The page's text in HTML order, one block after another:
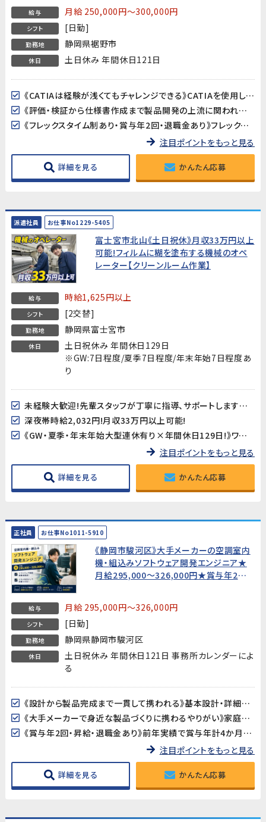
給与 月給 250,000円～300,000円
シフト [日勤]
勤務地 静岡県裾野市
休日 土日休み 年間休日121日
《CATIAは経験が浅くてもチャレンジできる》CATIAを使用した3Dモデルの確認や仕様書への画像貼り付けなど、高度な設計作業ではありません。基本操作は入社後に丁寧に教えてもらえるので、経験が浅い方でも安心です。
《評価・検証から仕様書作成まで製品開発の上流に関われる》ワイパー・パワーウィンドウ・サンルーフなど身近な自動車部品の評価・検証がメイン業務。品質保証や開発エンジニア、PLへのキャリアアップも目指せるポジションです。
《フレックスタイム制あり・賞与年2回・退職金あり》フレックスタイム制で柔軟な働き方が可能。賞与年2回・昇給・退職金と待遇も充実。正社員として安定したキャリアを築けます。
注目ポイントをもっと見る
詳細を見る かんたん応募
派遣社員 お仕事No1229-5405
富士宮市北山《土日祝休》月収33万円以上
可能!フィルムに糊を塗布する機械のオペ
レーター【クリーンルーム作業】
給与 時給1,625円以上
シフト [2交替]
勤務地 静岡県富士宮市
休日
土日祝休み 年間休日129日
※GW:7日程度/夏季7日程度/年末年始7日程度あ
り
未経験大歓迎!先輩スタッフが丁寧に指導、サポートしますので安心してスタートできます!
深夜帯時給2,032円!月収33万円以上可能!
《GW・夏季・年末年始大型連休有り×年間休日129日!》ワークライフバランスも取り易い♪
注目ポイントをもっと見る
詳細を見る かんたん応募
正社員 お仕事No1011-5910
《静岡市駿河区》大手メーカーの空調室内
機・組込みソフトウェア開発エンジニア★
月給295,000〜326,000円★賞与年2回
給与 月給 295,000円～326,000円
シフト [日勤]
勤務地 静岡県静岡市駿河区
休日
土日祝休み 年間休日121日 事務所カレンダーによ
る
《設計から製品完成まで一貫して携われる》基本設計・詳細設計・プログラム開発・テストまで、製品開発全体に携われるポジションです。「設計だけ」「プログラミングだけ」ではなく、エンジニアとしてのスキルの幅を広げられる環境です。
《大手メーカーで身近な製品づくりに携わるやりがい》家庭やオフィスで毎日使われる空調室内機のソフトウェア開発です。自分が携わった製品が世の中に出ていくやりがいを感じながら働けます。
《賞与年2回・昇給・退職金あり》前年実績で賞与年計4か月分、昇給年1回（6月）。正社員として安定したキャリアを築ける待遇が整っています。
注目ポイントをもっと見る
詳細を見る かんたん応募